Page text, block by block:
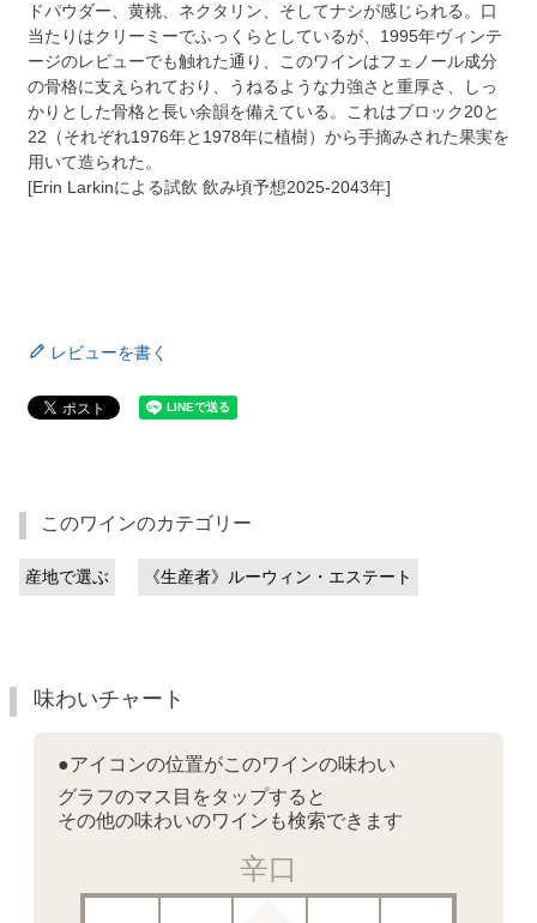
ドパウダー、黄桃、ネクタリン、そしてナシが感じられる。口
当たりはクリーミーでふっくらとしているが、1995年ヴィンテ
ージのレビューでも触れた通り、このワインはフェノール成分
の骨格に支えられており、うねるような力強さと重厚さ、しっ
かりとした骨格と長い余韻を備えている。これはブロック20と
22（それぞれ1976年と1978年に植樹）から手摘みされた果実を
用いて造られた。
[Erin Larkinによる試飲 飲み頃予想2025-2043年]
レビューを書く
このワインのカテゴリー
産地で選ぶ 《生産者》ルーウィン・エステート
味わいチャート
●アイコンの位置がこのワインの味わい
グラフのマス目をタップすると
その他の味わいのワインも検索できます
辛口